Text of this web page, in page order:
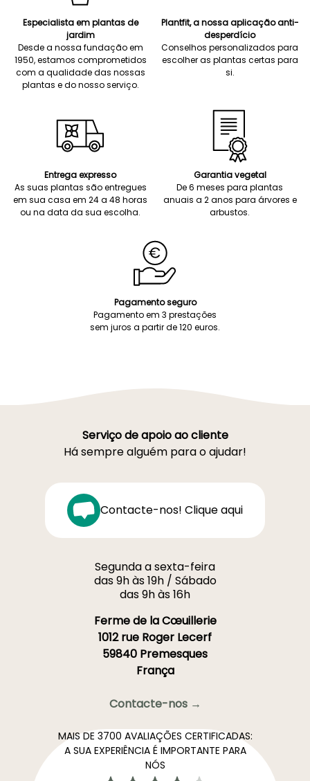
Especialista em plantas de
jardim
Desde a nossa fundação em
1950, estamos comprometidos
com a qualidade das nossas
plantas e do nosso serviço.
Plantfit, a nossa aplicação anti-
desperdício
Conselhos personalizados para
escolher as plantas certas para
si.
Entrega expresso
As suas plantas são entregues
em sua casa em 24 a 48 horas
ou na data da sua escolha.
Garantia vegetal
De 6 meses para plantas
anuais a 2 anos para árvores e
arbustos.
Pagamento seguro
Pagamento em 3 prestações
sem juros a partir de 120 euros.
Serviço de apoio ao cliente
Há sempre alguém para o ajudar!
Contacte-nos! Clique aqui
Segunda a sexta-feira
das 9h às 19h / Sábado
das 9h às 16h
Ferme de la Cœuillerie
1012 rue Roger Lecerf
59840 Premesques
França
Contacte-nos →
MAIS DE 3700 AVALIAÇÕES CERTIFICADAS:
A SUA EXPERIÊNCIA É IMPORTANTE PARA
NÓS